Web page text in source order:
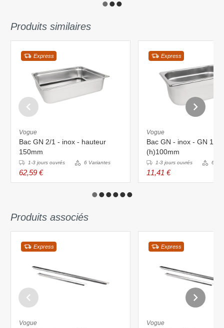
Produits similaires
Express
Vogue
Bac GN 2/1 - inox - hauteur
150mm
1-3 jours ouvrés 6 Variantes
62,59 €
Express
Vogue
Bac GN - inox - GN 1/4 -
(h)100mm
1-3 jours ouvrés 6
11,41 €
Produits associés
Express
Vogue
Express
Vogue